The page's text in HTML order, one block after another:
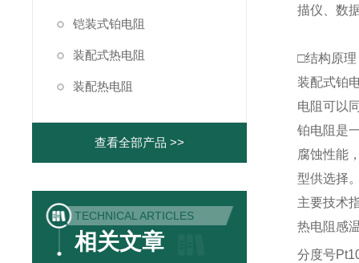
铠装式铂电阻
装配式热电阻
装配热电阻
查看全部产品 >>
TECHNICAL ARTICLES
相关文章
描仪、数
□结构原理
装配式铂
电阻可以
铂电阻是
腐蚀性能
型供选择
主要技术
热电阻感
分度号